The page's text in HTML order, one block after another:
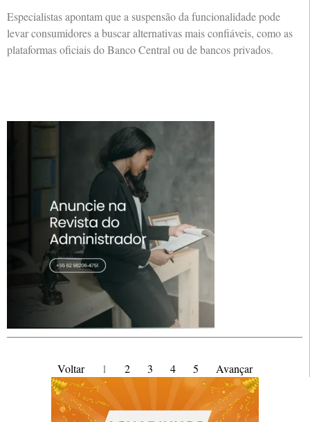
Especialistas apontam que a suspensão da funcionalidade pode
levar consumidores a buscar alternativas mais confiáveis, como as
plataformas oficiais do Banco Central ou de bancos privados.
Voltar 1 2 3 4 5 Avançar